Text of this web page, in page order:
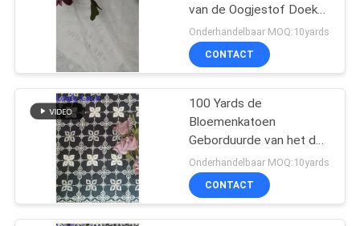
de versiering van het
polyesterkant
14
van de Oogjestof Doek
voor Partijkleding
Onderhandelbaar MOQ:10yards
CONTACT
100 Yards de
Bloemenkatoen
Geborduurde van het de
Kinderenkledingstuk van
de Oogjestof Stoffen
Onderhandelbaar MOQ:10yards
CONTACT